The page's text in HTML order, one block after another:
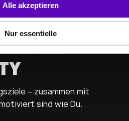
Alle akzeptieren
Nur essentielle
DER
– zusammen mit
sind wie Du.